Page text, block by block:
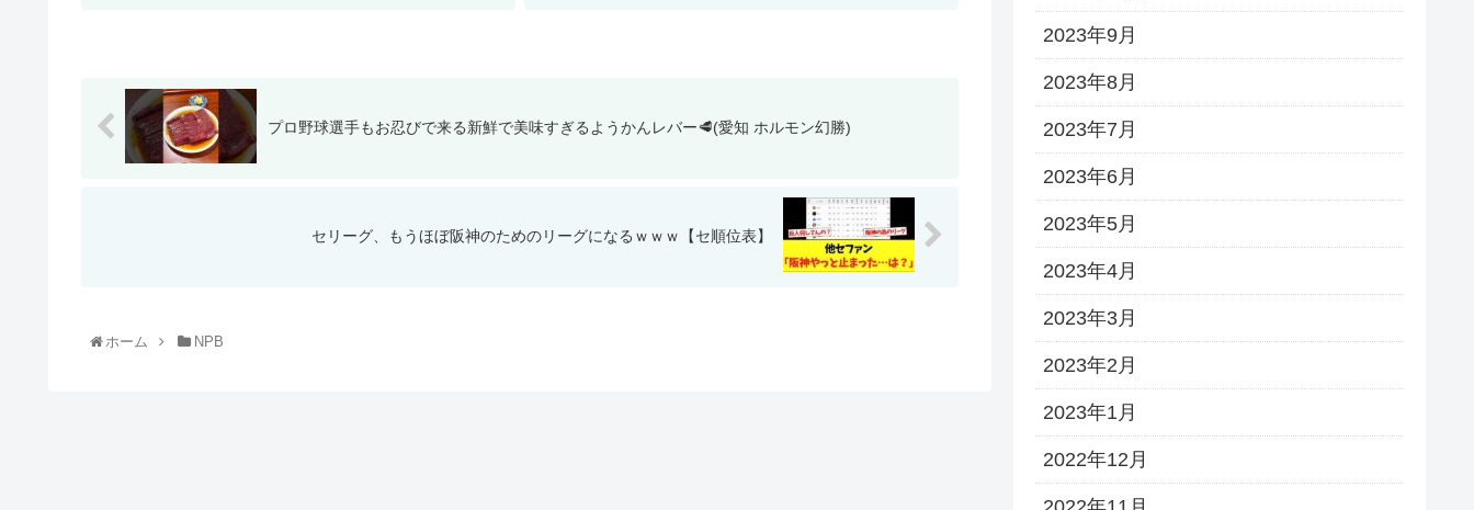
プロ野球選手もお忍びで来る新鮮で美味すぎるようかんレバー🥩(愛知 ホルモン幻勝)
セリーグ、もうほぼ阪神のためのリーグになるｗｗｗ【セ順位表】
ホーム NPB
2023年9月
2023年8月
2023年7月
2023年6月
2023年5月
2023年4月
2023年3月
2023年2月
2023年1月
2022年12月